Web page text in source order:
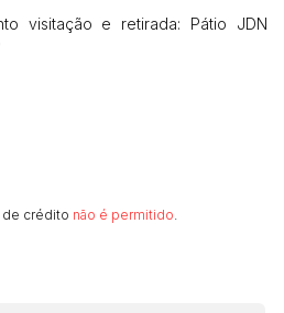
visitação e retirada: Pátio JDN
de crédito não é permitido